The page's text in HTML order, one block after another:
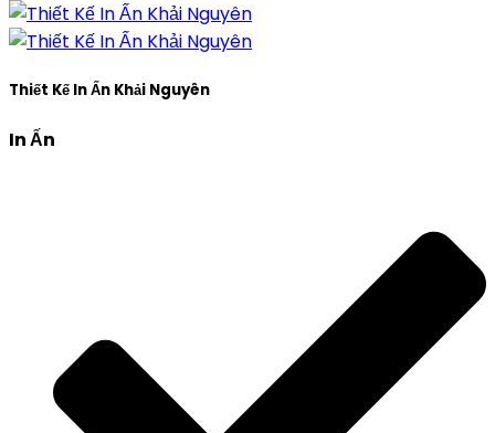
Thiết Kế In Ấn Khải Nguyên
In Ấn